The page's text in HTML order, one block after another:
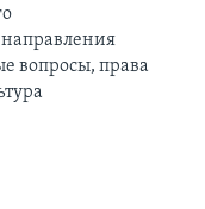
вопросы, права